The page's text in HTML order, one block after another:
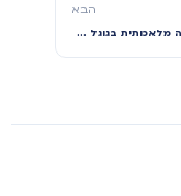
הבא
בינה מלאכותית בגוגל אדס: איך להפסיק להילחם באלגוריתם ולהתחיל לנצח איתו